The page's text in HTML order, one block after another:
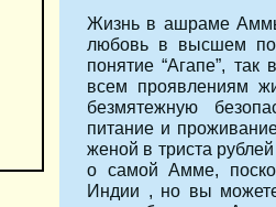
Жизнь в ашраме
любовь в высшем
понятие “Агапе”,
всем проявлениям
безмятежную
питание и
женой в триста
о самой Амме,
Индии , но вы